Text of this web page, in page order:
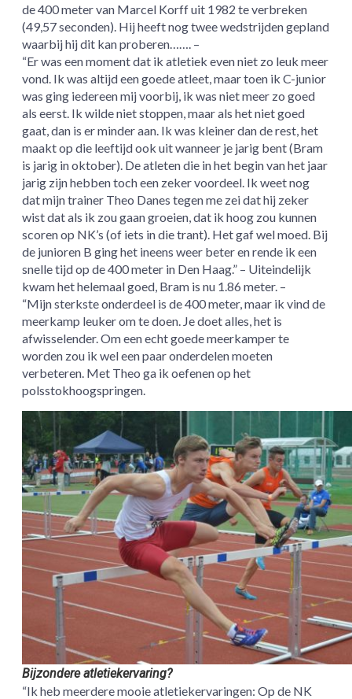
de 400 meter van Marcel Korff uit 1982 te verbreken
(49,57 seconden). Hij heeft nog twee wedstrijden gepland
waarbij hij dit kan proberen……. –
“Er was een moment dat ik atletiek even niet zo leuk meer
vond. Ik was altijd een goede atleet, maar toen ik C-junior
was ging iedereen mij voorbij, ik was niet meer zo goed
als eerst. Ik wilde niet stoppen, maar als het niet goed
gaat, dan is er minder aan. Ik was kleiner dan de rest, het
maakt op die leeftijd ook uit wanneer je jarig bent (Bram
is jarig in oktober). De atleten die in het begin van het jaar
jarig zijn hebben toch een zeker voordeel. Ik weet nog
dat mijn trainer Theo Danes tegen me zei dat hij zeker
wist dat als ik zou gaan groeien, dat ik hoog zou kunnen
scoren op NK’s (of iets in die trant). Het gaf wel moed. Bij
de junioren B ging het ineens weer beter en rende ik een
snelle tijd op de 400 meter in Den Haag.” – Uiteindelijk
kwam het helemaal goed, Bram is nu 1.86 meter. –
“Mijn sterkste onderdeel is de 400 meter, maar ik vind de
meerkamp leuker om te doen. Je doet alles, het is
afwisselender. Om een echt goede meerkamper te
worden zou ik wel een paar onderdelen moeten
verbeteren. Met Theo ga ik oefenen op het
polsstokhoogspringen.
Bijzondere atletiekervaring?
“Ik heb meerdere mooie atletiekervaringen: Op de NK